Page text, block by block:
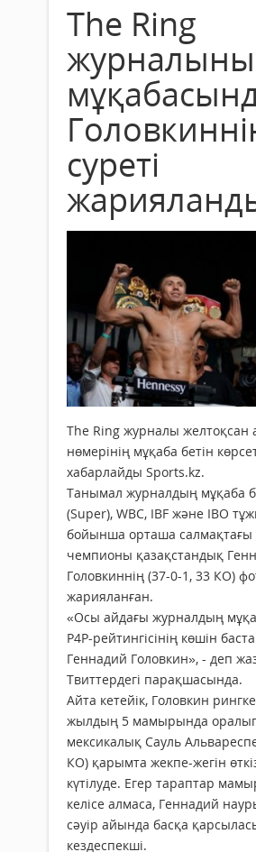
The Ring
суреті
The Ring журналы желтоқсан
нөмерінің мұқаба бетін
хабарлайды Sports.kz.
Танымал журналдың мұқаба
(Super), WBC, IBF және IBO
бойынша орташа салмақтағы
чемпионы қазақстандық
Головкиннің (37-0-1, 33 КО)
жарияланған.
«Осы айдағы журналдың
P4P-рейтингісінің көшін
Геннадий Головкин», - деп
Твиттердегі парақшасында.
Айта кетейік, Головкин
жылдың 5 мамырында
мексикалық Сауль
КО) қарымта жекпе-жегін
күтілуде. Егер тараптар
келісе алмаса, Геннадий
сәуір айында басқа
кездеспекші.